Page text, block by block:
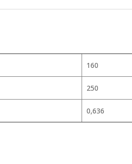
160
250
0,636